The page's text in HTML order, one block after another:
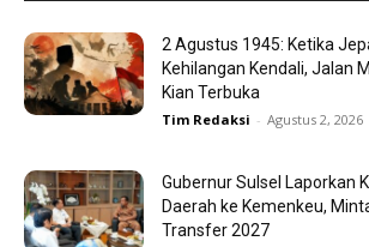
2 Agustus 1945: Ketika
Kehilangan Kendali, Jalan
Kian Terbuka
Tim Redaksi - Agustus 2, 2026
Gubernur Sulsel Laporkan
Daerah ke Kemenkeu,
Transfer 2027